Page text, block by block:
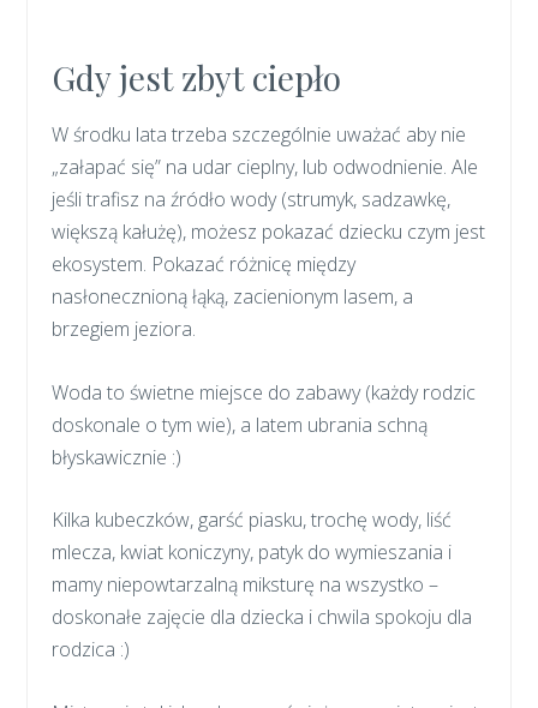
Gdy jest zbyt ciepło
W środku lata trzeba szczególnie uważać aby nie
„załapać się” na udar cieplny, lub odwodnienie. Ale
jeśli trafisz na źródło wody (strumyk, sadzawkę,
większą kałużę), możesz pokazać dziecku czym jest
ekosystem. Pokazać różnicę między
nasłonecznioną łąką, zacienionym lasem, a
brzegiem jeziora.
Woda to świetne miejsce do zabawy (każdy rodzic
doskonale o tym wie), a latem ubrania schną
błyskawicznie :)
Kilka kubeczków, garść piasku, trochę wody, liść
mlecza, kwiat koniczyny, patyk do wymieszania i
mamy niepowtarzalną miksturę na wszystko –
doskonałe zajęcie dla dziecka i chwila spokoju dla
rodzica :)